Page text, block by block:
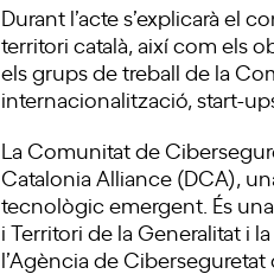
Durant l’acte s’explicarà el
territori català, així com els
els grups de treball de la
internacionalització, start-
La Comunitat de
Catalonia Alliance (DCA) ,
tecnològic emergent. És
i Territori de la Generalitat i
l’Agència de Ciberseguretat